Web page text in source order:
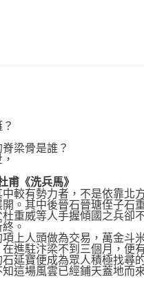
梁骨是誰？
甫《洗兵馬》
較有勢力者，不是依靠北
。其中後晉石晉瑭侄子石
重威等人手握傾國之兵卻
。
上人頭做為交易，萬金斗
進駐汴梁不到三個月，便
延寶便成為眾人積極找尋
知這場風雲已經鋪天蓋地而